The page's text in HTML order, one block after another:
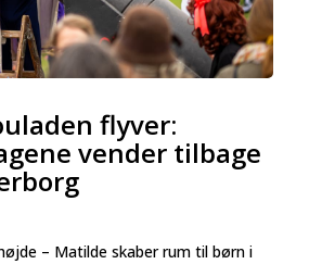
flyver:
vender tilbage